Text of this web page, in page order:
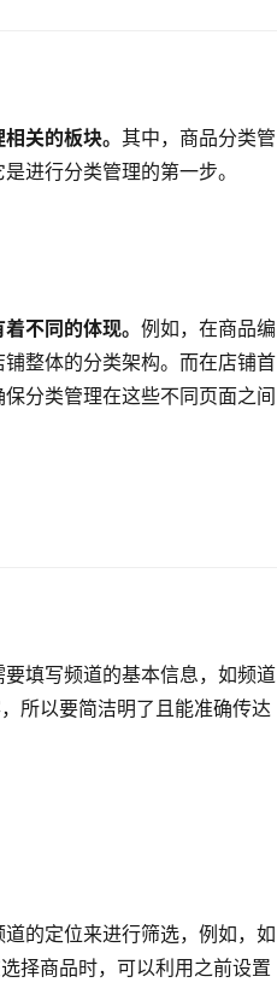
关的板块。其中，商品分类管
进行分类管理的第一步。
不同的体现。例如，在商品编
整体的分类架构。而在店铺首
分类管理在这些不同页面之间
填写频道的基本信息，如频道
所以要简洁明了且能准确传达
的定位来进行筛选，例如，如
择商品时，可以利用之前设置